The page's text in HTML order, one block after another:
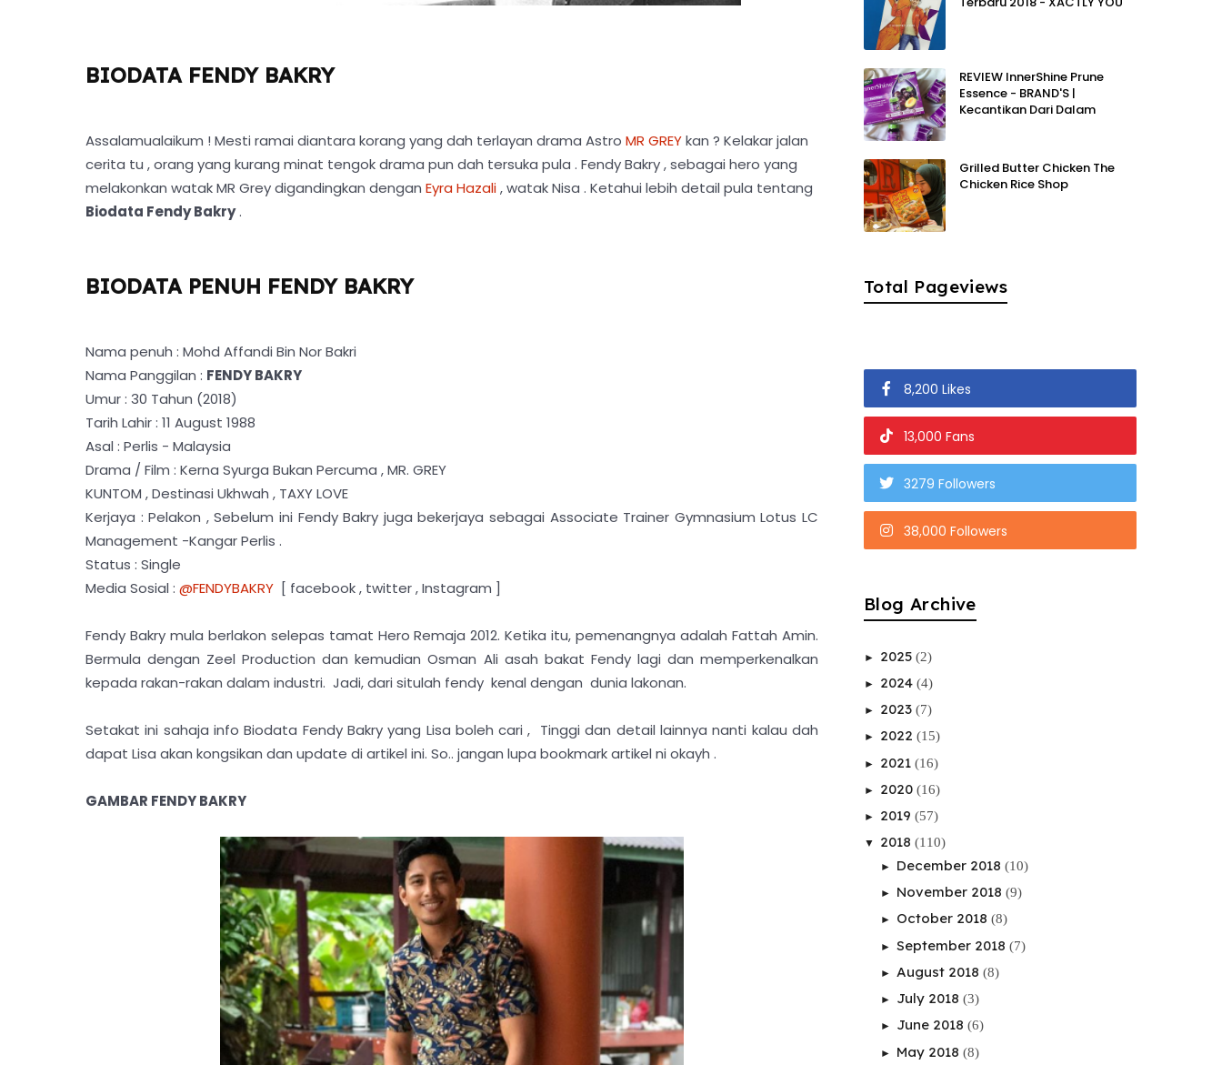
BIODATA FENDY BAKRY
Assalamualaikum ! Mesti ramai diantara korang yang dah terlayan drama Astro MR GREYkan ? Kelakar jalan
cerita tu , orang yang kurang minat tengok drama pun dah tersuka pula . Fendy Bakry , sebagai hero yang
melakonkan watak MR Grey digandingkan dengan Eyra Hazali, watak Nisa . Ketahui lebih detail pula tentang
Biodata Fendy Bakry.
BIODATA PENUH FENDY BAKRY
Nama penuh : Mohd Affandi Bin Nor Bakri
Nama Panggilan : FENDY BAKRY
Umur : 30 Tahun (2018)
Tarih Lahir : 11 August 1988
Asal : Perlis - Malaysia
Drama / Film : Kerna Syurga Bukan Percuma , MR. GREY
KUNTOM , Destinasi Ukhwah , TAXY LOVE
Kerjaya : Pelakon , Sebelum ini Fendy Bakry juga bekerjaya sebagai Associate Trainer Gymnasium Lotus LC
Management -Kangar Perlis .
Status : Single
Media Sosial : @FENDYBAKRY [ facebook , twitter , Instagram ]
Fendy Bakry mula berlakon selepas tamat Hero Remaja 2012. Ketika itu, pemenangnya adalah Fattah Amin.
Bermula dengan Zeel Production dan kemudian Osman Ali asah bakat Fendy lagi dan memperkenalkan
kepada rakan-rakan dalam industri. Jadi, dari situlah fendy kenal dengan dunia lakonan.
Setakat ini sahaja info Biodata Fendy Bakry yang Lisa boleh cari , Tinggi dan detail lainnya nanti kalau dah
dapat Lisa akan kongsikan dan update di artikel ini. So.. jangan lupa bookmark artikel ni okayh .
GAMBAR FENDY BAKRY
REVIEW InnerShine Prune
Essence - BRAND'S |
Kecantikan Dari Dalam
Grilled Butter Chicken The
Chicken Rice Shop
Total Pageviews
8,200 Likes
13,000 Fans
3279 Followers
38,000 Followers
Blog Archive
► 2025 (2)
► 2024 (4)
► 2023 (7)
► 2022 (15)
► 2021 (16)
► 2020 (16)
► 2019 (57)
▼ 2018 (110)
► December 2018 (10)
► November 2018 (9)
► October 2018 (8)
► September 2018 (7)
► August 2018 (8)
► July 2018 (3)
► June 2018 (6)
► May 2018 (8)